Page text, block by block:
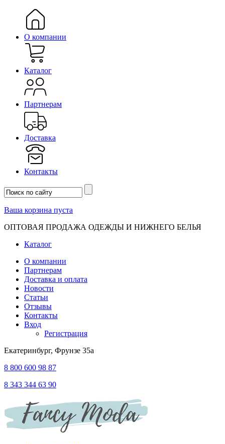
О компании
Каталог
Партнерам
Доставка
Контакты
Ваша корзина пуста
ОПТОВАЯ ПРОДАЖА ОДЕЖДЫ И НИЖНЕГО БЕЛЬЯ
Каталог
О компании
Партнерам
Доставка и оплата
Новости
Статьи
Отзывы
Контакты
Вход
Регистрация
Екатеринбург, Фрунзе 35а
8 800 600 98 87
8 343 344 63 90